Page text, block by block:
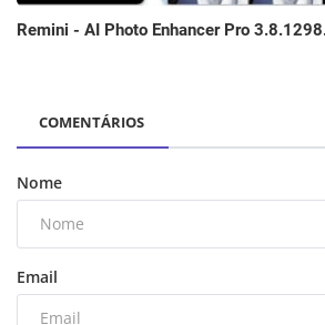
Remini - AI Photo Enhancer Pro
COMENTÁRIOS
Nome
Email